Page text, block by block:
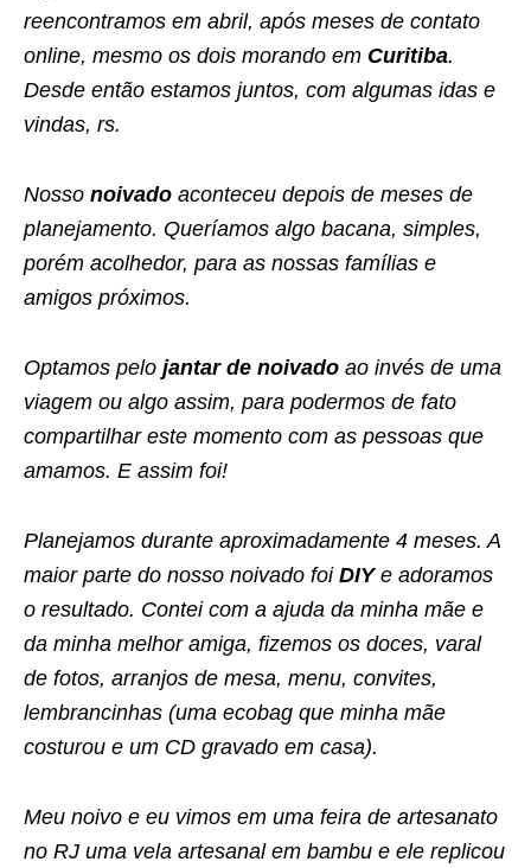
reencontramos em abril, após meses de contato
online, mesmo os dois morando em Curitiba.
Desde então estamos juntos, com algumas idas e
vindas, rs.
Nosso noivado aconteceu depois de meses de
planejamento. Queríamos algo bacana, simples,
porém acolhedor, para as nossas famílias e
amigos próximos.
Optamos pelo jantar de noivado ao invés de uma
viagem ou algo assim, para podermos de fato
compartilhar este momento com as pessoas que
amamos. E assim foi!
Planejamos durante aproximadamente 4 meses. A
maior parte do nosso noivado foi DIYe adoramos
o resultado. Contei com a ajuda da minha mãe e
da minha melhor amiga, fizemos os doces, varal
de fotos, arranjos de mesa, menu, convites,
lembrancinhas (uma ecobag que minha mãe
costurou e um CD gravado em casa).
Meu noivo e eu vimos em uma feira de artesanato
no RJ uma vela artesanal em bambu e ele replicou